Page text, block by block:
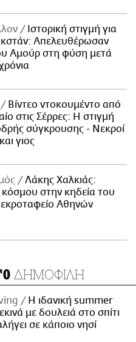
Ιστορική στιγμή για
Απελευθέρωσαν
Αμούρ στη φύση μετά
Βίντεο ντοκουμέντο από
στις Σέρρες: Η στιγμή
σύγκρουσης - Νεκροί
γιος
Λάκης Χαλκιάς:
στην κηδεία του
Αθηνών
ΔΗΜΟΦΙΛΗ
Η ιδανική summer
με δουλειά στο σπίτι
σε κάποιο νησί